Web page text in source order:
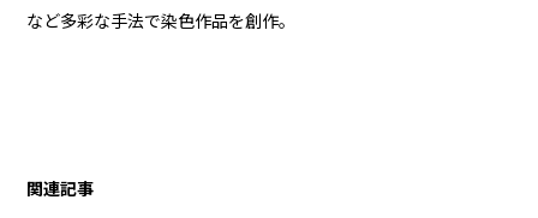
など多彩な手法で染色作品を創作。
関連記事